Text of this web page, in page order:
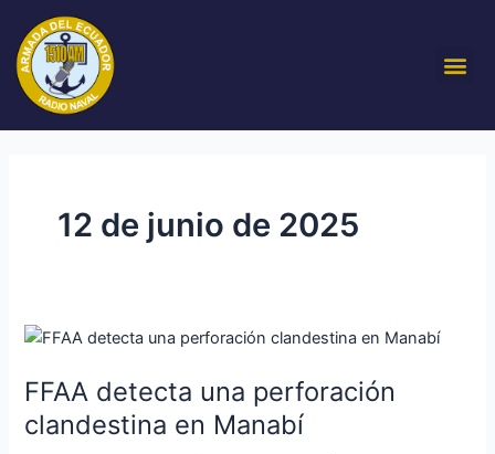
contenido
12 de junio de 2025
FFAA detecta una perforación
clandestina en Manabí
FFAA
una
perforación
clandestina